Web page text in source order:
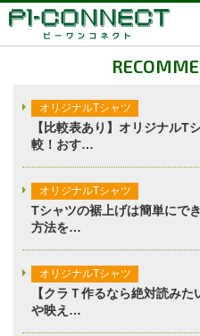
オリジナルTシャツ
オリジナルウェア
ブランド徹底解説
プラスワン
加工方法徹底解説
調査レポート
オリジナルTシャツ
【比較表あり】オリジナルT
較！おす…
オリジナルTシャツ
Tシャツの裾上げは簡単にで
方法を…
オリジナルTシャツ
【クラＴ作るなら絶対読み
や映え…